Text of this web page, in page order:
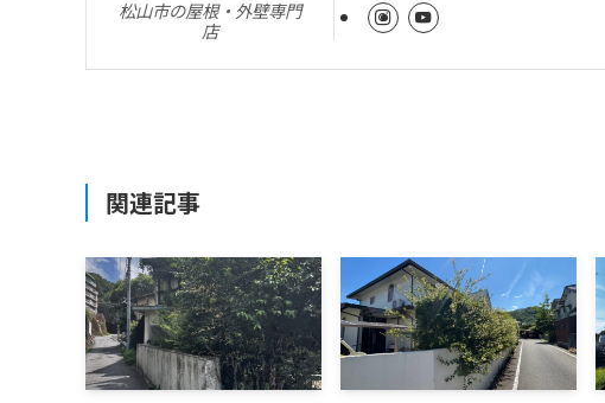
松山市の屋根・外壁専門
店
関連記事